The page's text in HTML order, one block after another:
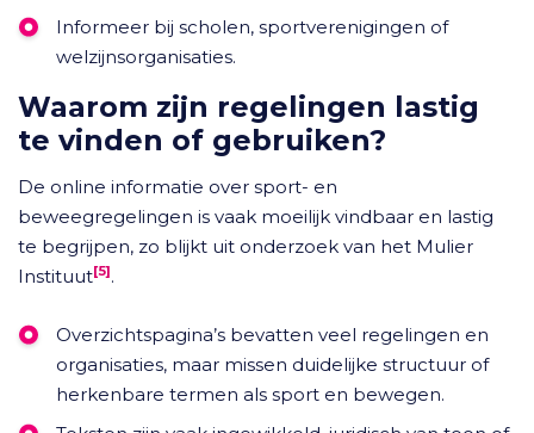
Informeer bij scholen, sportverenigingen of
welzijnsorganisaties.
Waarom zijn regelingen lastig
te vinden of gebruiken?
De online informatie over sport- en
beweegregelingen is vaak moeilijk vindbaar en lastig
te begrijpen, zo blijkt uit onderzoek van het Mulier
Instituut[5].
Overzichtspagina’s bevatten veel regelingen en
organisaties, maar missen duidelijke structuur of
herkenbare termen als sport en bewegen.